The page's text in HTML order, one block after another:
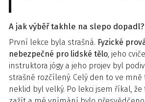
A jak výběř takhle na slepo dopadl?
První lekce byla strašná. Fyzické
nebezpečné pro lidské tělo, jeho
instruktora jógy a jeho projev byl
strašně rozčílený. Celý den to ve
neklid byl velký. Po lekci jsem říkal,